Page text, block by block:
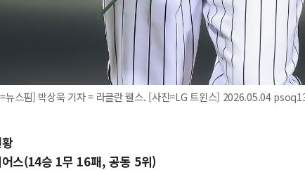
뉴스핌] 박상욱 기자 = 라클란 웰스. [사진=LG 트윈스] 2026.05.04
스(14승 1무 16패, 공동 5위)